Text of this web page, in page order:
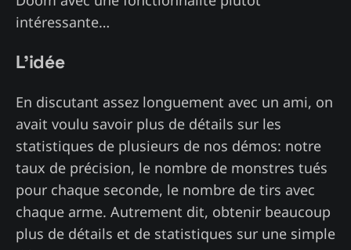
intéressante…
L’idée
En discutant assez longuement avec un ami, on
avait voulu savoir plus de détails sur les
statistiques de plusieurs de nos démos: notre
taux de précision, le nombre de monstres tués
pour chaque seconde, le nombre de tirs avec
chaque arme. Autrement dit, obtenir beaucoup
plus de détails et de statistiques sur une simple